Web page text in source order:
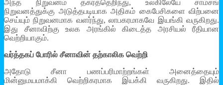
அந்த நிறுவனம் தகர்த்தெறிந்து, உலகிலேயே சாம்சங்
நிறுவனத்துக்கு அடுத்தபடியாக அதிகம் கைபேசிகளை விற்பனை
செய்யும் நிறுவனமாக வளர்ந்து, லாபகரமாகவே இயங்கி வருகிறது.
இது சீனாவிற்கு உலக அரங்கில் கிடைத்த அரசியல் ரீதியான
வெற்றியாகும்.
வர்த்தகப் போரில் சீனாவின் தற்காலிக வெற்றி
அதோடு சீனா பணப்பரிமாற்றங்கள் அனைத்தையும்
மின்னுமயமாக்கி வெற்றிகரமாக இயக்கி வருகிறது. இதில்